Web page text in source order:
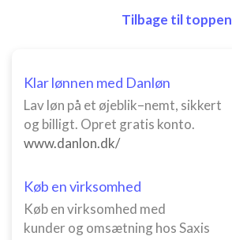
Tilbage til toppen
Klar lønnen med Danløn
Lav løn på et øjeblik–nemt, sikkert
og billigt. Opret gratis konto.
www.danlon.dk/
Køb en virksomhed
Køb en virksomhed med
kunder og omsætning hos Saxis